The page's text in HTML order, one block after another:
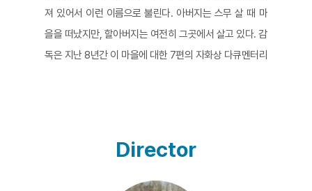
져 있어서 이런 이름으로 불린다. 아버지는 스무 살 때 마
을을 떠났지만, 할아버지는 여전히 그곳에서 살고 있다. 감
독은 지난 8년간 이 마을에 대한 7편의 자화상 다큐멘터리
시간, 이데올로기, 공간, 세대, 역사 등 많은 지층들이 겹쳐
지는 성찰적인 한 지점이다. 사라져갈 세대와 미래를 짊어
질 어린 세대가 이 벽 앞에서 마주친다. 노파는 죽은 아들
Director